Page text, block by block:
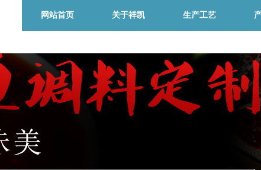
网站首页 关于祥凯 生产工艺